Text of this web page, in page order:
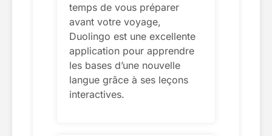
temps de vous préparer
avant votre voyage,
Duolingo est une excellente
application pour apprendre
les bases d’une nouvelle
langue grâce à ses leçons
interactives.